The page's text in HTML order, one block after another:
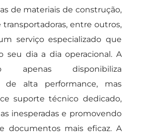
de materiais de construção,
transportadoras, entre outros,
serviço especializado que
seu dia a dia operacional. A
apenas disponibiliza
de alta performance, mas
suporte técnico dedicado,
inesperadas e promovendo
documentos mais eficaz. A